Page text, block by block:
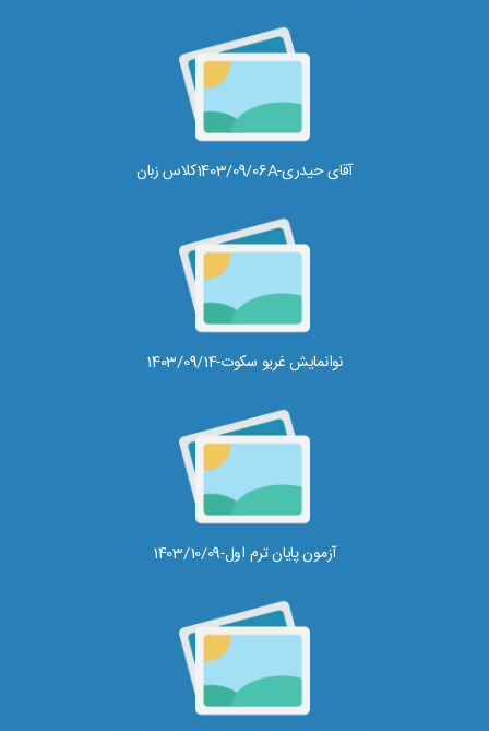
آقای حیدری-1403/09/06Aکلاس زبان
نوانمایش غریو سکوت-1403/09/14
آزمون پایان ترم اول-1403/10/09